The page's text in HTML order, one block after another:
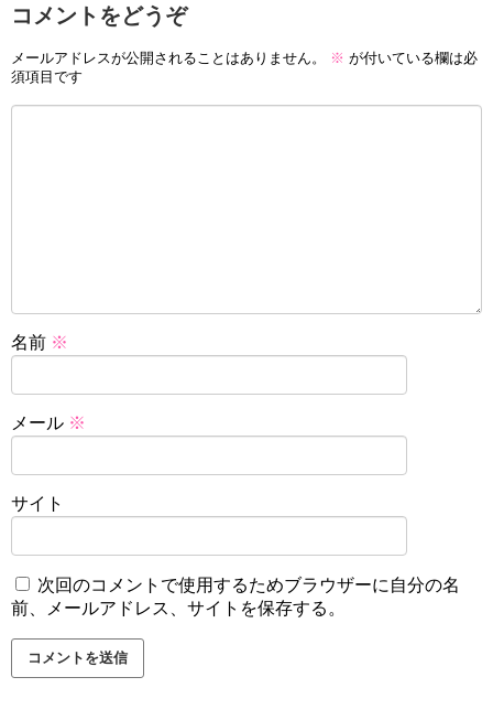
コメントをどうぞ
メールアドレスが公開されることはありません。 ※ が付いている欄は必
須項目です
名前 ※
メール ※
サイト
次回のコメントで使用するためブラウザーに自分の名
前、メールアドレス、サイトを保存する。